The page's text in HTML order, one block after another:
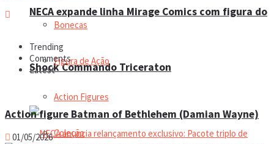
NECA expande linha Mirage Comics com figura do
Shock Commando Triceraton
Bonecas
Figura de Ação
Action Figures
Coleção
Trending
Comments
Latest
Action figure Batman of Bethlehem (Damian Wayne)
01/05/2026